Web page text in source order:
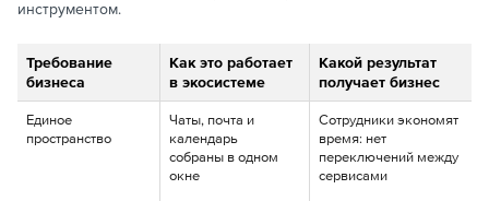
инструментом.
Требование
бизнеса
Как это работает
в экосистеме
Какой результат
получает бизнес
Единое
пространство
Чаты, почта и
календарь
собраны в одном
окне
Сотрудники экономят
время: нет
переключений между
сервисами